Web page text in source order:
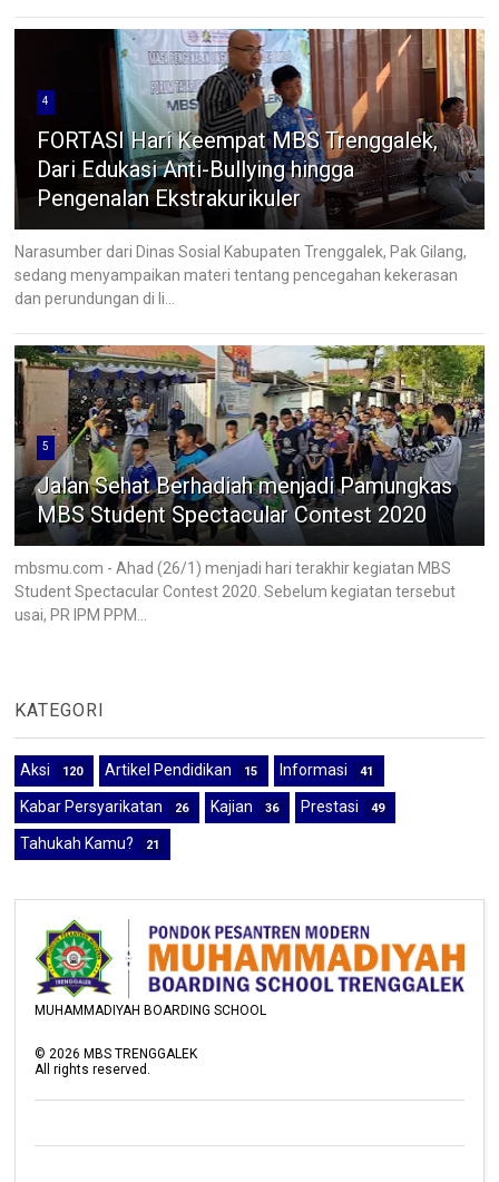
4
FORTASI Hari Keempat MBS Trenggalek,
Dari Edukasi Anti-Bullying hingga
Pengenalan Ekstrakurikuler
Narasumber dari Dinas Sosial Kabupaten Trenggalek, Pak Gilang,
sedang menyampaikan materi tentang pencegahan kekerasan
dan perundungan di li...
5
Jalan Sehat Berhadiah menjadi Pamungkas
MBS Student Spectacular Contest 2020
mbsmu.com - Ahad (26/1) menjadi hari terakhir kegiatan MBS
Student Spectacular Contest 2020. Sebelum kegiatan tersebut
usai, PR IPM PPM...
KATEGORI
Aksi 120 Artikel Pendidikan 15 Informasi 41
Kabar Persyarikatan 26 Kajian 36 Prestasi 49
Tahukah Kamu? 21
MUHAMMADIYAH BOARDING SCHOOL
© 2026 MBS TRENGGALEK
All rights reserved.